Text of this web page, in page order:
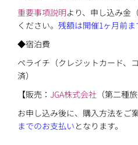
重要事項説明より、申し込み金
ください。 残額は開催1ヶ月前
◆宿泊費
ペライチ（クレジットカード、
済）
【販売： JGA株式会社 （第二種
お申し込み後に、購入方法をご
までのお支払い となります。